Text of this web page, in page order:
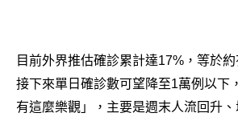
目前外界推估確診累計達17%，等於約
接下來單日確診數可望降至1萬例以下
有這麼樂觀」，主要是週末人流回升